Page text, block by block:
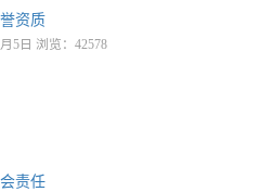
资质
5日 浏览：42578
责任